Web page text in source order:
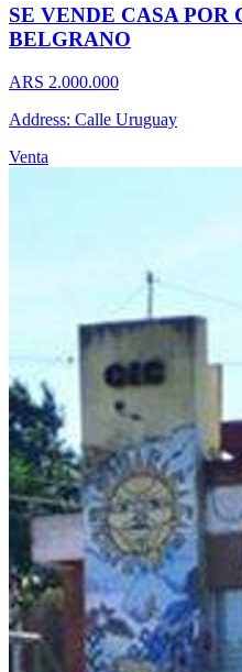
SE VENDE CASA
BELGRANO
ARS 2.000.000
Address: Calle Uruguay
Venta